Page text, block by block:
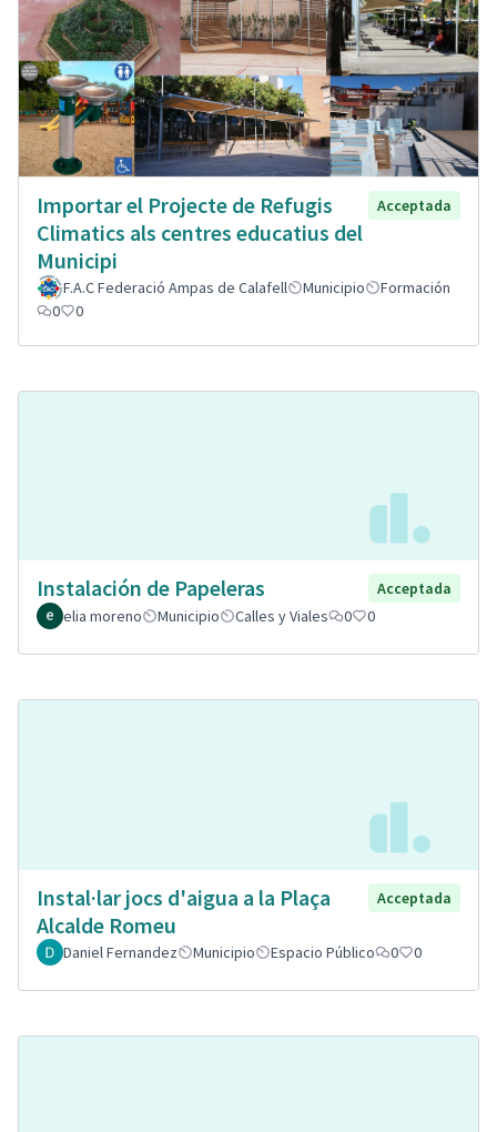
Importar el Projecte de Refugis
Climatics als centres educatius del
Municipi
Acceptada
F.A.C Federació Ampas de Calafell Municipio
Formación
0
0
Instalación de Papeleras
Acceptada
elia moreno
Municipio Calles y Viales 0 0
Instal·lar jocs d'aigua a la Plaça
Alcalde Romeu
Acceptada
Daniel Fernandez Municipio Espacio Público 0 0